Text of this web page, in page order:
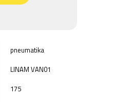
pneumatika
LINAM VAN01
175